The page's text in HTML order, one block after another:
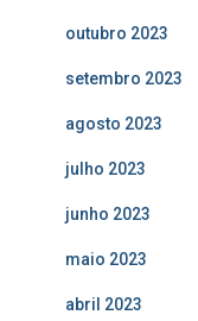
outubro 2023
setembro 2023
agosto 2023
julho 2023
junho 2023
maio 2023
abril 2023